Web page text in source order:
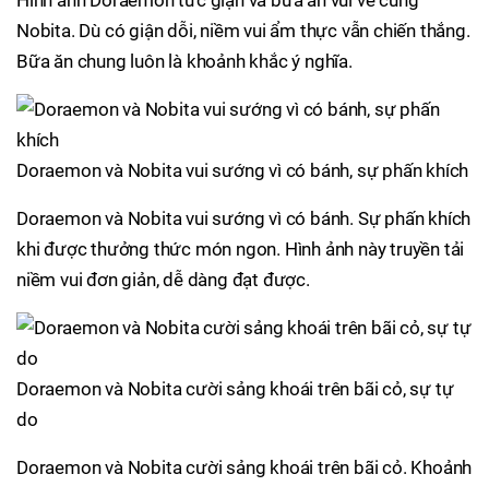
Nobita. Dù có giận dỗi, niềm vui ẩm thực vẫn chiến thắng.
Bữa ăn chung luôn là khoảnh khắc ý nghĩa.
Doraemon và Nobita vui sướng vì có bánh, sự phấn khích
Doraemon và Nobita vui sướng vì có bánh. Sự phấn khích
khi được thưởng thức món ngon. Hình ảnh này truyền tải
niềm vui đơn giản, dễ dàng đạt được.
Doraemon và Nobita cười sảng khoái trên bãi cỏ, sự tự
do
Doraemon và Nobita cười sảng khoái trên bãi cỏ. Khoảnh